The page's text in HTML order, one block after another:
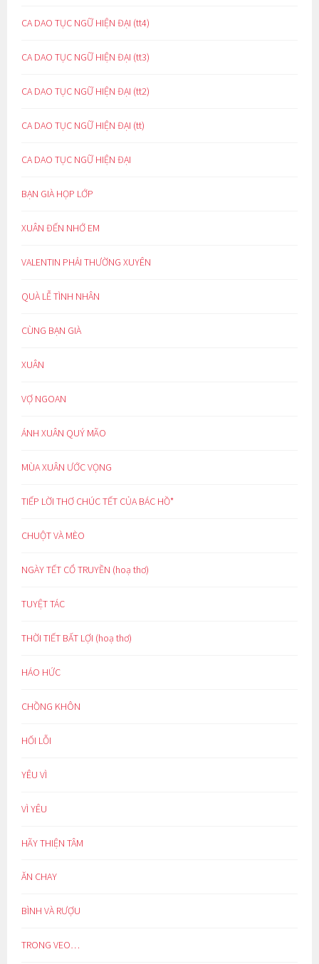
CA DAO TỤC NGỮ HIỆN ĐẠI (tt4)
CA DAO TỤC NGỮ HIỆN ĐẠI (tt3)
CA DAO TỤC NGỮ HIỆN ĐẠI (tt2)
CA DAO TỤC NGỮ HIỆN ĐẠI (tt)
CA DAO TỤC NGỮ HIỆN ĐẠI
BẠN GIÀ HỌP LỚP
XUÂN ĐẾN NHỚ EM
VALENTIN PHẢI THƯỜNG XUYÊN
QUÀ LỄ TÌNH NHÂN
CÙNG BẠN GIÀ
XUÂN
VỢ NGOAN
ÁNH XUÂN QUÝ MÃO
MÙA XUÂN ƯỚC VỌNG
TIẾP LỜI THƠ CHÚC TẾT CỦA BÁC HỒ*
CHUỘT VÀ MÈO
NGÀY TẾT CỔ TRUYỀN (hoạ thơ)
TUYỆT TÁC
THỜI TIẾT BẤT LỢI (hoạ thơ)
HÁO HỨC
CHỒNG KHÔN
HỐI LỖI
YÊU VÌ
VÌ YÊU
HÃY THIỆN TÂM
ĂN CHAY
BÌNH VÀ RƯỢU
TRONG VEO…